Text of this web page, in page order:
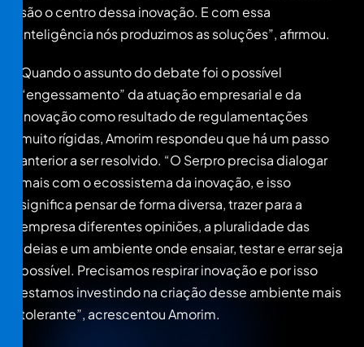
são o centro dessa inovação. E com essa
inteligência nós produzimos as soluções”, afirmou.
Quando o assunto do debate foi o possível
“engessamento” da atuação empresarial e da
inovação como resultado de regulamentações
muito rígidas, Amorim respondeu que há um passo
anterior a ser resolvido. “O Serpro precisa dialogar
mais com o ecossistema da inovação, e isso
significa pensar de forma diversa, trazer para a
empresa diferentes opiniões, a pluralidade das
ideias e um ambiente onde ensaiar, testar e errar seja
possível. Precisamos respirar inovação e por isso
estamos investindo na criação desse ambiente mais
tolerante”, acrescentou Amorim.